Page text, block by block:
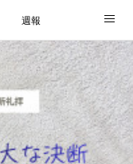
週報
ジ ALBUM